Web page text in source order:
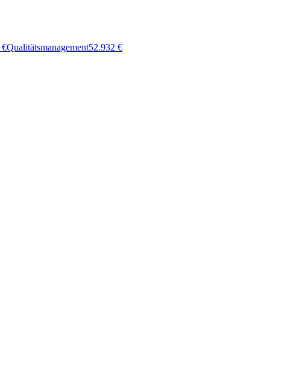
€Qualitätsmanagement52.932 €